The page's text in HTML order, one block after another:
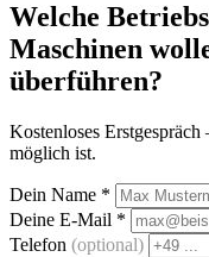
Welche
Maschinen
überführen?
Kostenloses
möglich ist.
Dein Name *
Deine E-Mail *
Telefon (optional)